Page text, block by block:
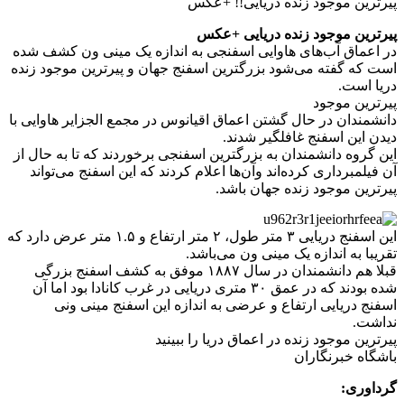
پیرترین موجود زنده دریایی +عکس
در اعماق آب‌های هاوایی اسفنجی به اندازه یک مینی ون کشف شده
است که گفته می‌شود بزرگترین اسفنج جهان و پیرترین موجود زنده
دریا است.
پیرترین موجود
دانشمندان در حال گشتن اعماق اقیانوس در مجمع الجزایر هاوایی با
دیدن این اسفنج غافلگیر شدند.
این گروه دانشمندان به بزرگترین اسفنجی برخوردند که تا به حال از
آن فیلمبرداری کرده‌اند وآن‌ها اعلام کردند که این اسفنج می‌تواند
پیرترین موجود زنده جهان باشد.
این اسفنج دریایی ۳ متر طول، ۲ متر ارتفاع و ۱.۵ متر عرض دارد که
تقریبا به اندازه یک مینی ون می‌باشد.
قبلا هم دانشمندان در سال ۱۸۸۷ موفق به کشف اسفنج بزرگی
شده بودند که در عمق ۳۰ متری دریایی در غرب کانادا بود اما آن
اسفنج دریایی ارتفاع و عرضی به اندازه این اسفنج مینی ونی
نداشت.
پیرترین موجود زنده در اعماق دریا را ببینید
باشگاه خبرنگاران
گرداوری: